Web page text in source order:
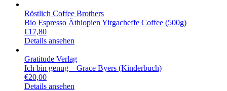
Röstlich Coffee Brothers
Bio Espresso Äthiopien Yirgacheffe Coffee (500g)
€17,80
Details ansehen
Gratitude Verlag
Ich bin genug – Grace Byers (Kinderbuch)
€20,00
Details ansehen